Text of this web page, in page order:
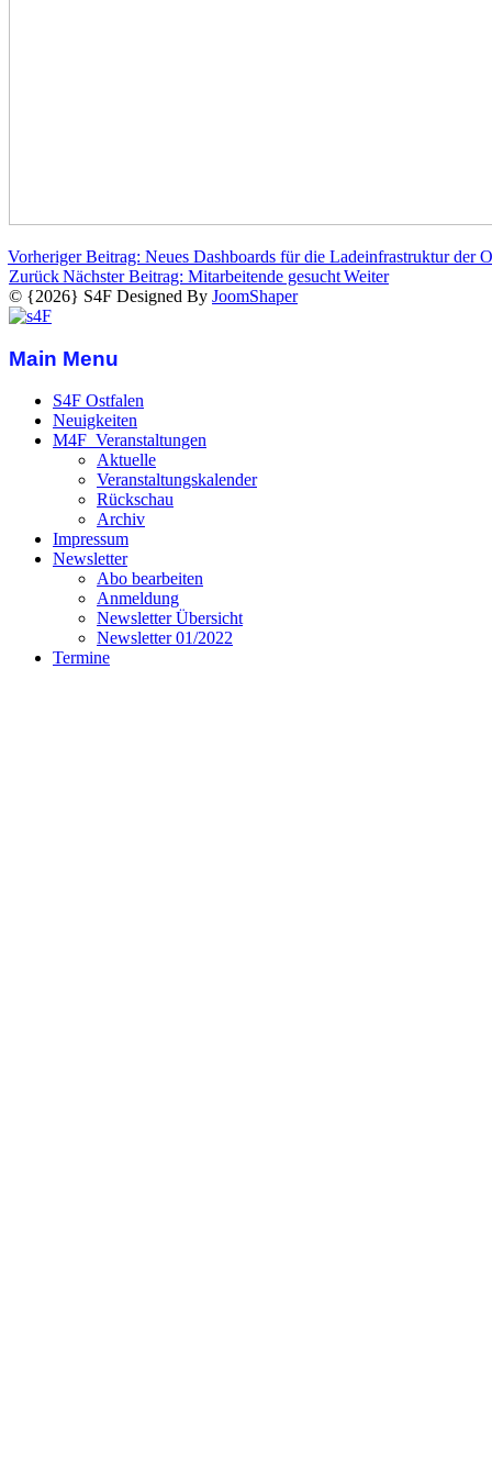
Vorheriger Beitrag: Neues Dashboards für die Ladeinfrastruktur der
ZurückNächster Beitrag: Mitarbeitende gesuchtWeiter
© {2026} S4F Designed By JoomShaper
Main Menu
S4F Ostfalen
Neuigkeiten
M4F_Veranstaltungen
Aktuelle
Veranstaltungskalender
Rückschau
Archiv
Impressum
Newsletter
Abo bearbeiten
Anmeldung
Newsletter Übersicht
Newsletter 01/2022
Termine